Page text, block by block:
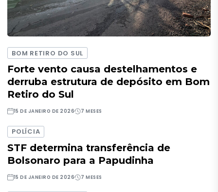
BOM RETIRO DO SUL
Forte vento causa destelhamentos e
derruba estrutura de depósito em Bom
Retiro do Sul
15 DE JANEIRO DE 2026 7 MESES
POLÍCIA
STF determina transferência de
Bolsonaro para a Papudinha
15 DE JANEIRO DE 2026 7 MESES